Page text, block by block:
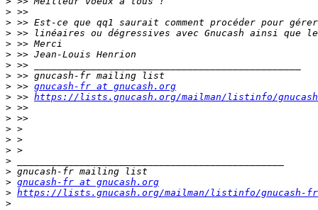
>
>
>
>
>
>
>
> >> gnucash-fr at gnucash.org
> >> https://lists.gnucash.org/mailman/listinfo/
>
>
>
>
>
>
>
> gnucash-fr at gnucash.org
> https://lists.gnucash.org/mailman/listinfo/gnucash-fr
>